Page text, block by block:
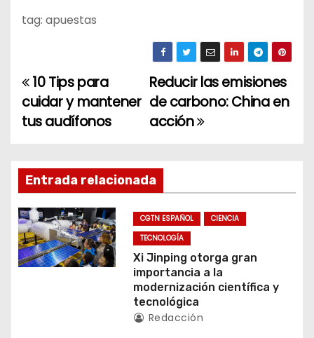
tag: apuestas
N
a
e
g
a
c
Reducir las emisiones
de carbono: China en
acción
10 Tips para
cuidar y mantener
tus audífonos
Entrada relacionada
CGTN ESPAÑOL
CIENCIA
TECNOLOGÍA
Xi Jinping otorga gran
importancia a la
modernización científica y
tecnológica
Redacción